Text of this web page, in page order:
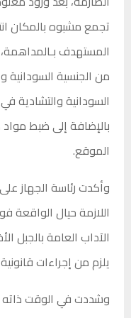
تجمع مشبوه بالمكان
المستهدف
من الجنسية السودانية
السودانية والتشادية
بالإضافة إلى ضبط
الموقع.
وأكدت رئاسة الجهاز
اللازمة حيال الواقعة
الآداب العامة بالجبل
يلزم من إجراءات
وشددت في الوقت ذاته